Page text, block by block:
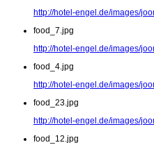
http://hotel-engel.de/images/
food_7.jpg
http://hotel-engel.de/images/
food_4.jpg
http://hotel-engel.de/images/
food_23.jpg
http://hotel-engel.de/images/
food_12.jpg